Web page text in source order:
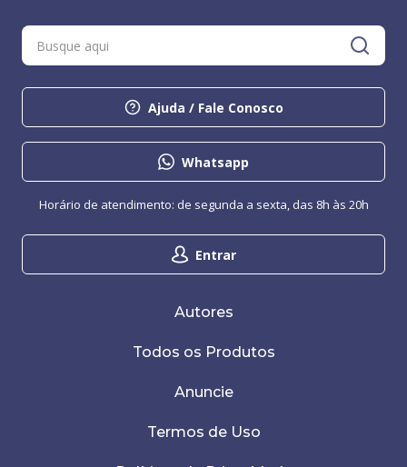
Ajuda / Fale Conosco
Whatsapp
Entrar
Horário de atendimento: de segunda a sexta, das 8h às 20h
Autores
Todos os Produtos
Anuncie
Termos de Uso